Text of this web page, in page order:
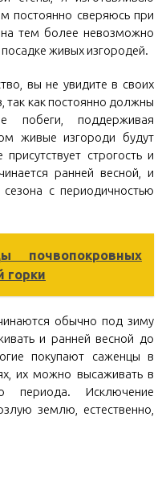
постоянно сверяюсь при
тем более невозможно
живых изгородей.
вы не увидите в своих
так как постоянно должны
побеги, поддерживая
живые изгороди будут
строгость и
ранней весной, и
с периодичностью
почвопокровных
горки
обычно под зиму
и ранней весной до
покупают саженцы в
их можно высаживать в
периода. Исключение
землю, естественно,